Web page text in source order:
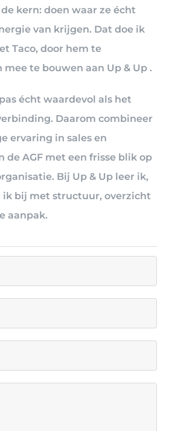
kern: doen waar ze écht
van krijgen. Dat doe ik
Taco, door hem te
te bouwen aan Up & Up .
écht waardevol als het
Daarom combineer
ervaring in sales en
de AGF met een frisse blik op
Bij Up & Up leer ik,
ik bij met structuur, overzicht
aanpak.